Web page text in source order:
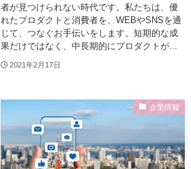
者が見つけられない時代です。私たちは、優
れたプロダクトと消費者を、WEBやSNSを通
じて、つなぐお手伝いをします。短期的な成
果だけではなく、中長期的にプロダクトが...
2021年2月17日
企業情報